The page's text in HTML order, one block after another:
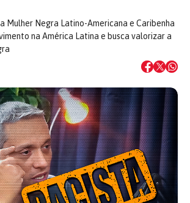
Mulher Negra Latino-Americana e Caribenha
na América Latina e busca valorizar a